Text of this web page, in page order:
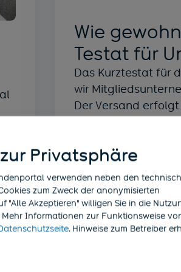
Wie
Testat für
Das Kurztestat für
wir
Der Versand
Mehr
Privatsphäre
verwenden neben den technisch
zum Zweck der anonymisierten
"Alle Akzeptieren" willigen Sie in die
Mehr Informationen zur Funktionsweise
(öffnet in neuem Tab)
. Hinweise zum Betreiber